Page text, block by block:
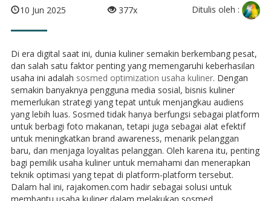
10 Jun 2025 377x Ditulis oleh :
Di era digital saat ini, dunia kuliner semakin berkembang pesat,
dan salah satu faktor penting yang memengaruhi keberhasilan
usaha ini adalah sosmed optimization usaha kuliner. Dengan
semakin banyaknya pengguna media sosial, bisnis kuliner
memerlukan strategi yang tepat untuk menjangkau audiens
yang lebih luas. Sosmed tidak hanya berfungsi sebagai platform
untuk berbagi foto makanan, tetapi juga sebagai alat efektif
untuk meningkatkan brand awareness, menarik pelanggan
baru, dan menjaga loyalitas pelanggan. Oleh karena itu, penting
bagi pemilik usaha kuliner untuk memahami dan menerapkan
teknik optimasi yang tepat di platform-platform tersebut.
Dalam hal ini, rajakomen.com hadir sebagai solusi untuk